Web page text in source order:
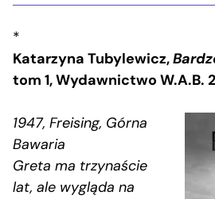
*
Katarzyna Tubylewicz,
tom 1, Wydawnictwo W.A.B.
1947, Freising, Górna
Bawaria
Greta ma trzynaście
lat, ale wygląda na